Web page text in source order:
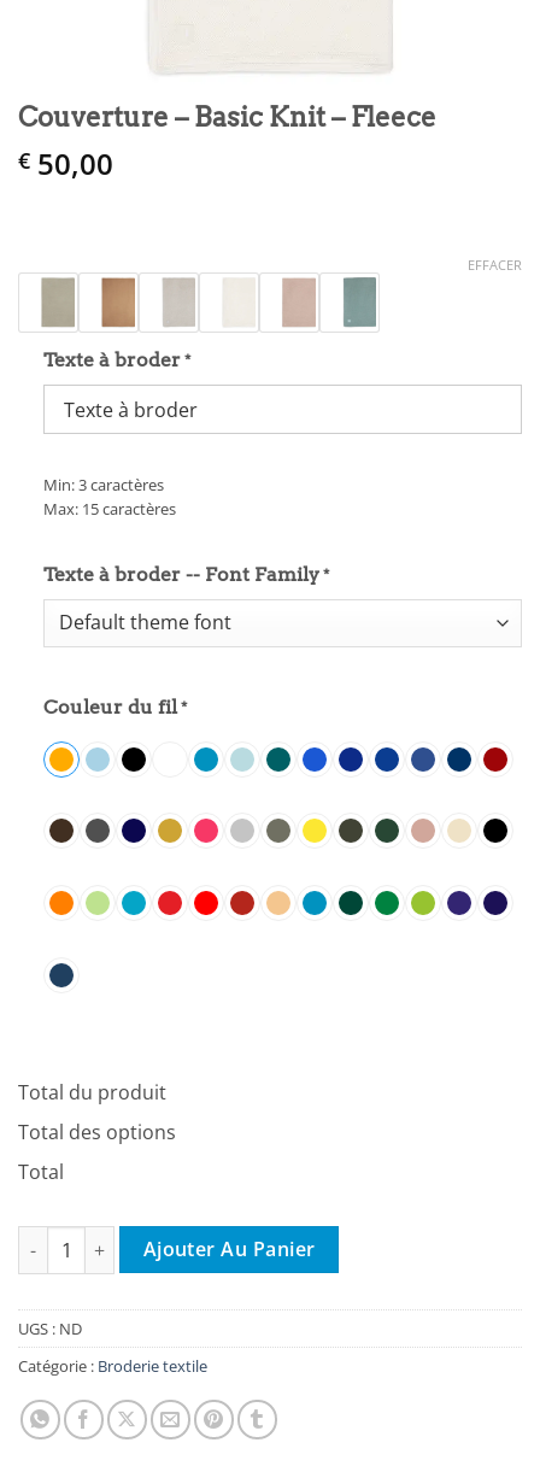
Couverture – Basic Knit – Fleece
€ 50,00
EFFACER
Texte à broder*
Min: 3 caractères
Max: 15 caractères
Texte à broder -- Font Family*
Couleur du fil*
Total du produit
Total des options
Total
quantité de Couverture - Basic Knit - Fleece
Ajouter Au Panier
UGS : ND
Catégorie : Broderie textile